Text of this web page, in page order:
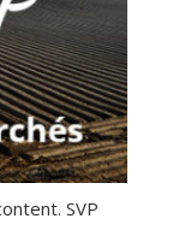
SVP